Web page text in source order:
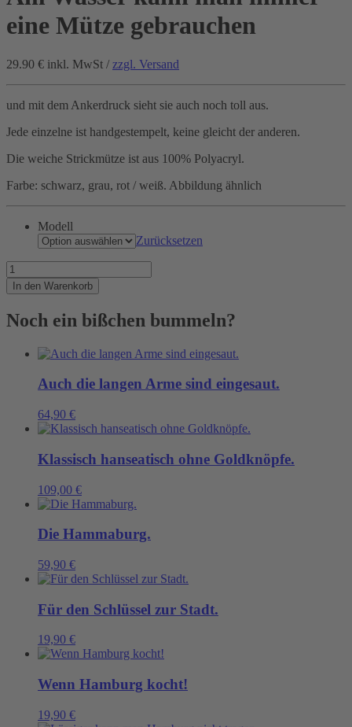
eine Mütze gebrauchen
29.90 € inkl. MwSt / zzgl. Versand
und mit dem Ankerdruck sieht sie auch noch toll aus.
Jede einzelne ist handgestempelt, keine gleicht der anderen.
Die weiche Strickmütze ist aus 100% Polyacryl.
Farbe: schwarz, grau, rot / weiß. Abbildung ähnlich
Modell
Zurücksetzen
Am
Wasser
kann
immer
Mütze
In den Warenkorb
Noch ein bißchen bummeln?
Auch die langen Arme sind eingesaut.
64,90 €
Klassisch hanseatisch ohne Goldknöpfe.
109,00 €
Die Hammaburg.
59,90 €
Für den Schlüssel zur Stadt.
19,90 €
Wenn Hamburg kocht!
19,90 €